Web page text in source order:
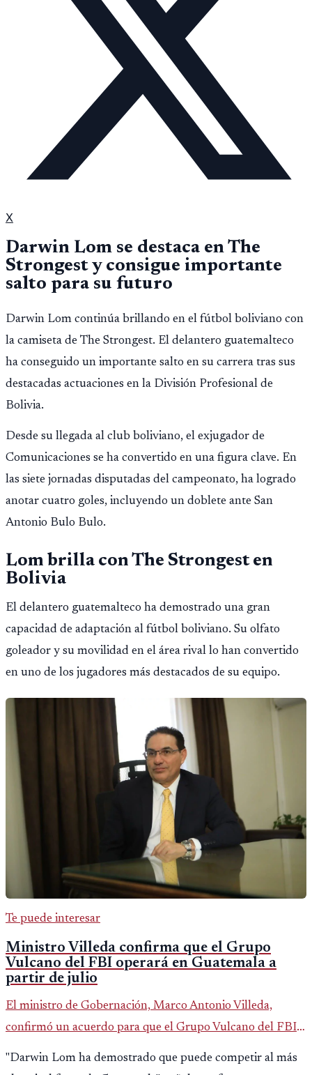
X
Darwin Lom se destaca en The
Strongest y consigue importante
salto para su futuro
Darwin Lom continúa brillando en el fútbol boliviano con
la camiseta de The Strongest. El delantero guatemalteco
ha conseguido un importante salto en su carrera tras sus
destacadas actuaciones en la División Profesional de
Bolivia.
Desde su llegada al club boliviano, el exjugador de
Comunicaciones se ha convertido en una figura clave. En
las siete jornadas disputadas del campeonato, ha logrado
anotar cuatro goles, incluyendo un doblete ante San
Antonio Bulo Bulo.
Lom brilla con The Strongest en
Bolivia
El delantero guatemalteco ha demostrado una gran
capacidad de adaptación al fútbol boliviano. Su olfato
goleador y su movilidad en el área rival lo han convertido
en uno de los jugadores más destacados de su equipo.
Te puede interesar
Ministro Villeda confirma que el Grupo
Vulcano del FBI operará en Guatemala a
partir de julio
El ministro de Gobernación, Marco Antonio Villeda,
confirmó un acuerdo para que el Grupo Vulcano del FBI
opere en Guatemala a partir de julio, tras un intento
fallido con la administración anterior del Ministerio
"Darwin Lom ha demostrado que puede competir al más